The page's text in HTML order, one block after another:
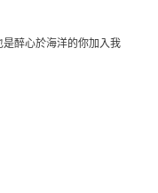
醉心於海洋的你加入我